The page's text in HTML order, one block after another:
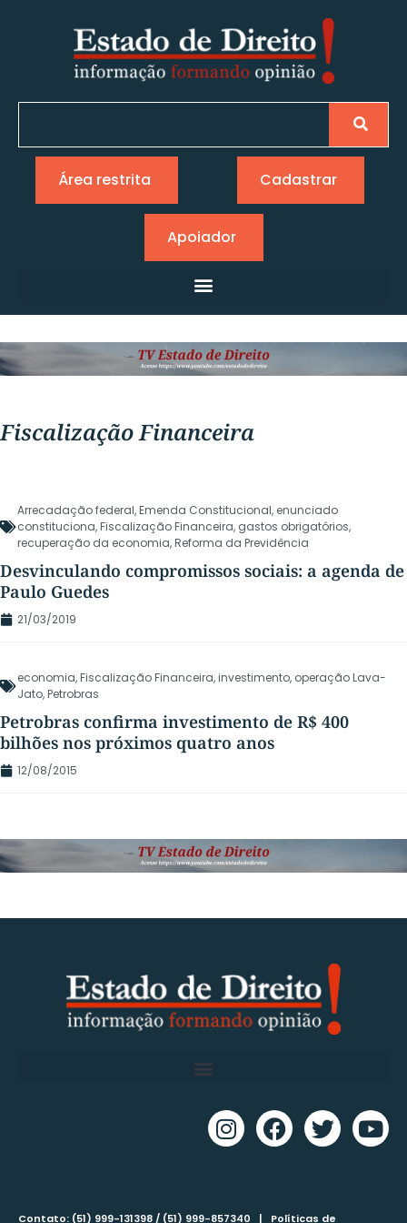
Área restrita Cadastrar
Apoiador
Fiscalização Financeira
Arrecadação federal,Emenda Constitucional, enunciado
constituciona,Fiscalização Financeira, gastos obrigatórios,
recuperação da economia,Reforma da Previdência
Desvinculando compromissos sociais: a agenda de
Paulo Guedes
21/03/2019
economia,Fiscalização Financeira,investimento, operação Lava-
Jato,Petrobras
Petrobras confirma investimento de R$ 400
bilhões nos próximos quatro anos
12/08/2015
Contato: (51) 999-131398 / (51) 999-857340 | Políticas de